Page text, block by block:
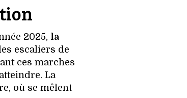
2025, la
escaliers de
ces marches
La
où se mêlent